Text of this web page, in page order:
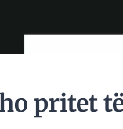
pritet